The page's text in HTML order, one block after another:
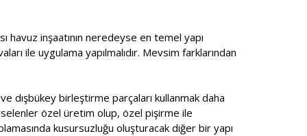
havuz inşaatının neredeyse en temel yapı
ile uygulama yapılmalıdır. Mevsim farklarından
dışbükey birleştirme parçaları kullanmak daha
özel üretim olup, özel pişirme ile
kusursuzluğu oluşturacak diğer bir yapı